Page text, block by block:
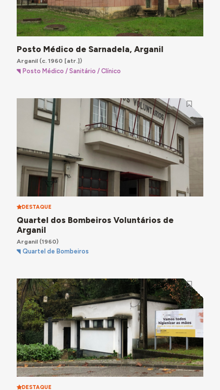
Posto Médico de Sarnadela, Arganil
Arganil(c. 1960 [atr.])
Posto Médico / Sanitário / Clínico
DESTAQUE
Quartel dos Bombeiros Voluntários de
Arganil
Arganil(1960)
Quartel de Bombeiros
DESTAQUE